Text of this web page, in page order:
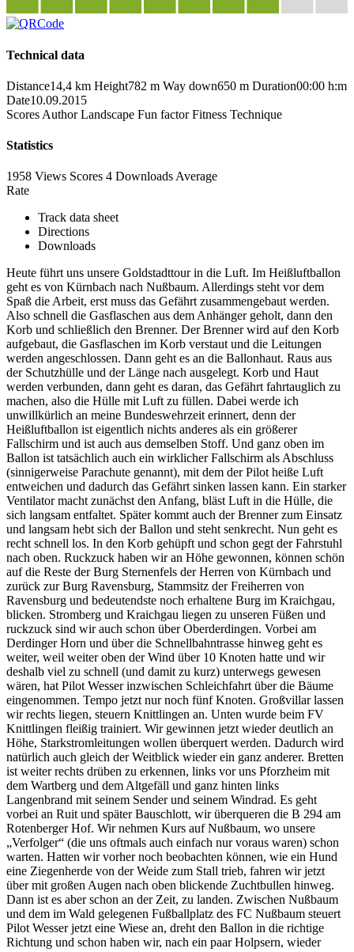
Technical data
Distance14,4 km Height782 m Way down650 m Duration00:00 h:m
Date10.09.2015
Scores Author Landscape Fun factor Fitness Technique
Statistics
1958 Views Scores 4 Downloads Average
Rate
Track data sheet
Directions
Downloads
Heute führt uns unsere Goldstadttour in die Luft. Im Heißluftballon
geht es von Kürnbach nach Nußbaum. Allerdings steht vor dem
Spaß die Arbeit, erst muss das Gefährt zusammengebaut werden.
Also schnell die Gasflaschen aus dem Anhänger geholt, dann den
Korb und schließlich den Brenner. Der Brenner wird auf den Korb
aufgebaut, die Gasflaschen im Korb verstaut und die Leitungen
werden angeschlossen. Dann geht es an die Ballonhaut. Raus aus
der Schutzhülle und der Länge nach ausgelegt. Korb und Haut
werden verbunden, dann geht es daran, das Gefährt fahrtauglich zu
machen, also die Hülle mit Luft zu füllen. Dabei werde ich
unwillkürlich an meine Bundeswehrzeit erinnert, denn der
Heißluftballon ist eigentlich nichts anderes als ein größerer
Fallschirm und ist auch aus demselben Stoff. Und ganz oben im
Ballon ist tatsächlich auch ein wirklicher Fallschirm als Abschluss
(sinnigerweise Parachute genannt), mit dem der Pilot heiße Luft
entweichen und dadurch das Gefährt sinken lassen kann. Ein starker
Ventilator macht zunächst den Anfang, bläst Luft in die Hülle, die
sich langsam entfaltet. Später kommt auch der Brenner zum Einsatz
und langsam hebt sich der Ballon und steht senkrecht. Nun geht es
recht schnell los. In den Korb gehüpft und schon gegt der Fahrstuhl
nach oben. Ruckzuck haben wir an Höhe gewonnen, können schön
auf die Reste der Burg Sternenfels der Herren von Kürnbach und
zurück zur Burg Ravensburg, Stammsitz der Freiherren von
Ravensburg und bedeutendste noch erhaltene Burg im Kraichgau,
blicken. Stromberg und Kraichgau liegen zu unseren Füßen und
ruckzuck sind wir auch schon über Oberderdingen. Vorbei am
Derdinger Horn und über die Schnellbahntrasse hinweg geht es
weiter, weil weiter oben der Wind über 10 Knoten hatte und wir
deshalb viel zu schnell (und damit zu kurz) unterwegs gewesen
wären, hat Pilot Wesser inzwischen Schleichfahrt über die Bäume
eingenommen. Tempo jetzt nur noch fünf Knoten. Großvillar lassen
wir rechts liegen, steuern Knittlingen an. Unten wurde beim FV
Knittlingen fleißig trainiert. Wir gewinnen jetzt wieder deutlich an
Höhe, Starkstromleitungen wollen überquert werden. Dadurch wird
natürlich auch gleich der Weitblick wieder ein ganz anderer. Bretten
ist weiter rechts drüben zu erkennen, links vor uns Pforzheim mit
dem Wartberg und dem Altgefäll und ganz hinten links
Langenbrand mit seinem Sender und seinem Windrad. Es geht
vorbei an Ruit und später Bauschlott, wir überqueren die B 294 am
Rotenberger Hof. Wir nehmen Kurs auf Nußbaum, wo unsere
„Verfolger“ (die uns oftmals auch einfach nur voraus waren) schon
warten. Hatten wir vorher noch beobachten können, wie ein Hund
eine Ziegenherde von der Weide zum Stall trieb, fahren wir jetzt
über mit großen Augen nach oben blickende Zuchtbullen hinweg.
Dann ist es aber schon an der Zeit, zu landen. Zwischen Nußbaum
und dem im Wald gelegenen Fußballplatz des FC Nußbaum steuert
Pilot Wesser jetzt eine Wiese an, dreht den Ballon in die richtige
Richtung und schon haben wir, nach ein paar Holpsern, wieder